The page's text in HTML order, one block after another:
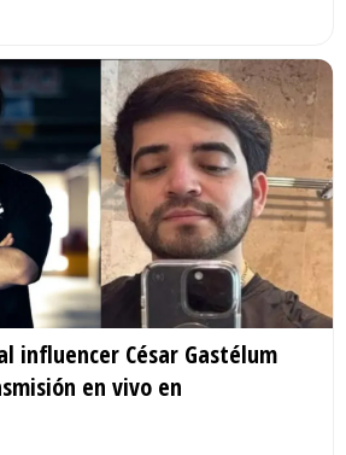
influencer César Gastélum
en vivo en